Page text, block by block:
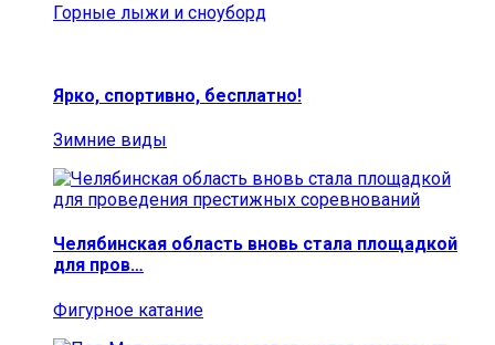
Горные лыжи и сноуборд
Ярко, спортивно, бесплатно!
Зимние виды
Челябинская область вновь стала площадкой
для пров…
Фигурное катание